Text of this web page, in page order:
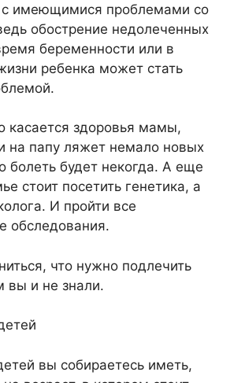
с имеющимися проблемами со
обострение недолеченных
беременности или в
ребенка может стать
касается здоровья мамы,
на папу ляжет немало новых
болеть будет некогда. А еще
стоит посетить генетика, а
И пройти все
обследования.
что нужно подлечить
вы и не знали.
вы собираетесь иметь,